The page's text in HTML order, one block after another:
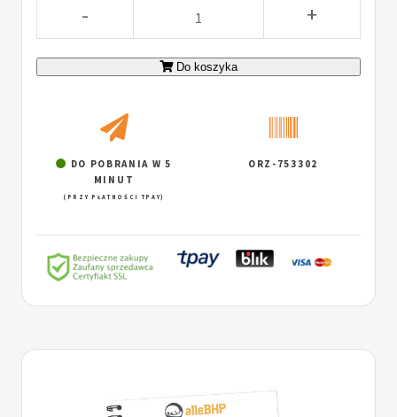
- +
Do koszyka
DO POBRANIA W 5
MINUT
(PRZY PŁATNOŚCI TPAY)
ORZ-753302